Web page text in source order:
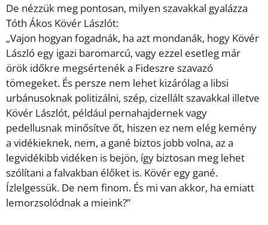
De nézzük meg pontosan, milyen szavakkal gyalázza
Tóth Ákos Kövér Lászlót:
„Vajon hogyan fogadnák, ha azt mondanák, hogy Kövér
László egy igazi baromarcú, vagy ezzel esetleg már
örök időkre megsértenék a Fideszre szavazó
tömegeket. És persze nem lehet kizárólag a libsi
urbánusoknak politizálni, szép, cizellált szavakkal illetve
Kövér Lászlót, például pernahajdernek vagy
pedellusnak minősítve őt, hiszen ez nem elég kemény
a vidékieknek, nem, a gané biztos jobb volna, az a
legvidékibb vidéken is bejön, így biztosan meg lehet
szólítani a falvakban élőket is. Kövér egy gané.
Ízlelgessük. De nem finom. És mi van akkor, ha emiatt
lemorzsolódnak a mieink?”